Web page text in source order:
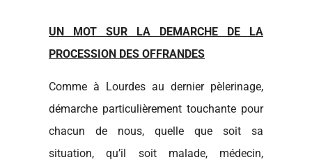
UN MOT SUR LA DEMARCHE DE LA
PROCESSION DES OFFRANDES
Comme à Lourdes au dernier pèlerinage,
démarche particulièrement touchante pour
chacun de nous, quelle que soit sa
situation, qu’il soit malade, médecin,